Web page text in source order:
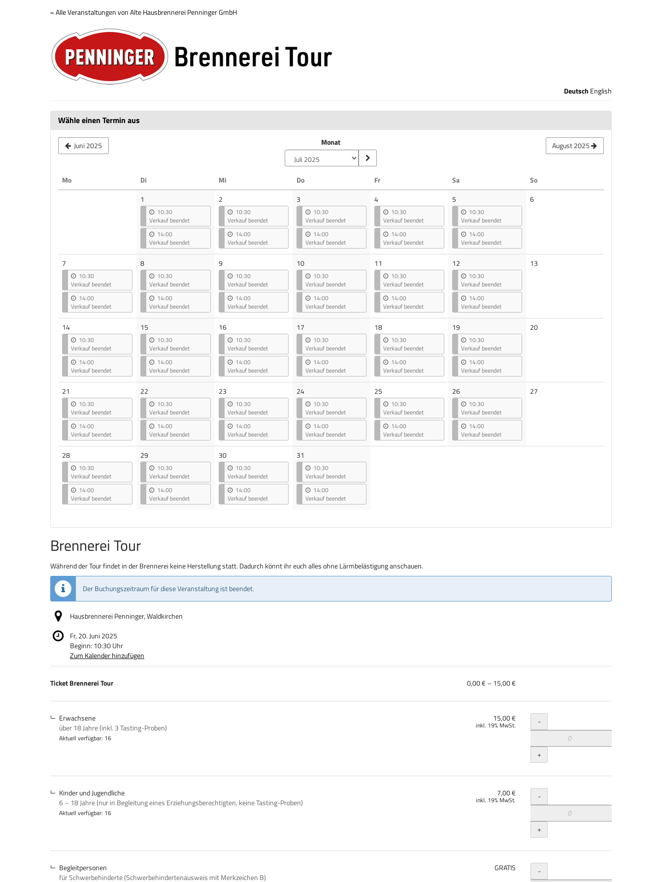
« Alle Veranstaltungen von Alte Hausbrennerei Penninger GmbH
Brennerei
Tour
Deutsch English
Wähle einen Termin aus
Juni 2025 Monat August 2025
MoMontag Di Mi DoDonnerstag FrFreitag SaSamstag SoSonntag
1
10:30
Verkauf beendet
14:00
Verkauf beendet
2
10:30
Verkauf beendet
14:00
Verkauf beendet
3
10:30
Verkauf beendet
14:00
Verkauf beendet
4
10:30
Verkauf beendet
14:00
Verkauf beendet
5
10:30
Verkauf beendet
14:00
Verkauf beendet
6Keine
7
10:30
Verkauf beendet
14:00
Verkauf beendet
8
10:30
Verkauf beendet
14:00
Verkauf beendet
9
10:30
Verkauf beendet
14:00
Verkauf beendet
10
10:30
Verkauf beendet
14:00
Verkauf beendet
11
10:30
Verkauf beendet
14:00
Verkauf beendet
12
10:30
Verkauf beendet
14:00
Verkauf beendet
13
14
10:30
Verkauf beendet
14:00
Verkauf beendet
15
10:30
Verkauf beendet
14:00
Verkauf beendet
16
10:30
Verkauf beendet
14:00
Verkauf beendet
17
10:30
Verkauf beendet
14:00
Verkauf beendet
18
10:30
Verkauf beendet
14:00
Verkauf beendet
19
10:30
Verkauf beendet
14:00
Verkauf beendet
20Keine
21
10:30
Verkauf beendet
14:00
Verkauf beendet
22
10:30
Verkauf beendet
14:00
Verkauf beendet
23
10:30
Verkauf beendet
14:00
Verkauf beendet
24
10:30
Verkauf beendet
14:00
Verkauf beendet
25
10:30
Verkauf beendet
14:00
Verkauf beendet
26
10:30
Verkauf beendet
14:00
Verkauf beendet
27
28
10:30
Verkauf beendet
14:00
Verkauf beendet
29
10:30
Verkauf beendet
14:00
Verkauf beendet
30
10:30
Verkauf beendet
14:00
Verkauf beendet
31
10:30
Verkauf beendet
14:00
Verkauf beendet
Brennerei Tour
Während der Tour findet in der Brennerei keine Herstellung statt. Dadurch könnt ihr euch alles ohne Lärmbelästigung anschauen.
Der Buchungszeitraum für diese Veranstaltung ist beendet.
Hausbrennerei Penninger, Waldkirchen
Fr, 20. Juni 2025
Beginn: 10:30Uhr
Zum Kalender hinzufügen
Produkte
Produkte
Ticket Brennerei Tour
von
bis
0,00 € – 15,00 €
Erwachsene
über 18 Jahre (inkl. 3 Tasting-Proben)
Aktuell verfügbar: 16
15,00 €
inkl. 19% MwSt. Menge
-
+
Kinder und Jugendliche
6 – 18 Jahre (nur in Begleitung eines Erziehungsberechtigten, keine Tasting-Proben)
Aktuell verfügbar: 16
7,00 €
inkl. 19% MwSt. Menge
-
+
Begleitpersonen
für Schwerbehinderte (Schwerbehindertenausweis mit Merkzeichen B)
GRATIS Menge
-